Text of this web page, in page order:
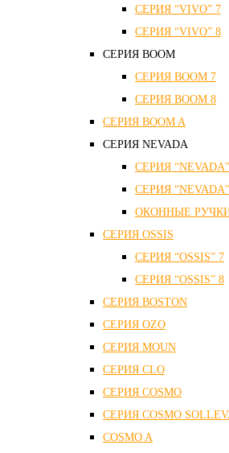
СЕРИЯ “VIVO” 7
СЕРИЯ “VIVO” 8
СЕРИЯ ВOOM
СЕРИЯ ВOOM 7
СЕРИЯ ВOOM 8
СЕРИЯ ВOOM A
СЕРИЯ NEVADA
СЕРИЯ
СЕРИЯ
ОКОННЫЕ РУЧКИ
СЕРИЯ OSSIS
СЕРИЯ “OSSIS” 7
СЕРИЯ “OSSIS” 8
СЕРИЯ ВOSTON
CЕРИЯ OZO
СЕРИЯ MOUN
СЕРИЯ CLO
СЕРИЯ COSMO
СЕРИЯ COSMO
COSMO A